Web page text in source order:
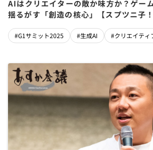
AIはクリエイターの敵か味方か？ゲー
揺るがす「創造の核心」【スプツニ
里見治紀×赤川隼一】
#G1サミット2025 #生成AI #クリエイティ